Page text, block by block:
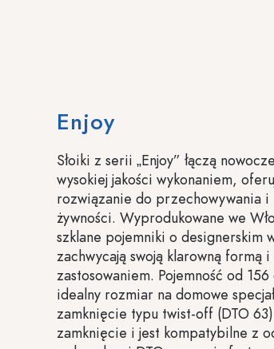
Enjoy
Słoiki z serii „Enjoy” łączą
wysokiej jakości wykonaniem,
rozwiązanie do przechowywania i
żywności. Wyprodukowane we
szklane pojemniki o designerskim
zachwycają swoją klarowną formą
zastosowaniem. Pojemność od
idealny rozmiar na domowe
zamknięcie typu twist-off (DTO
zamknięcie i jest kompatybilne z